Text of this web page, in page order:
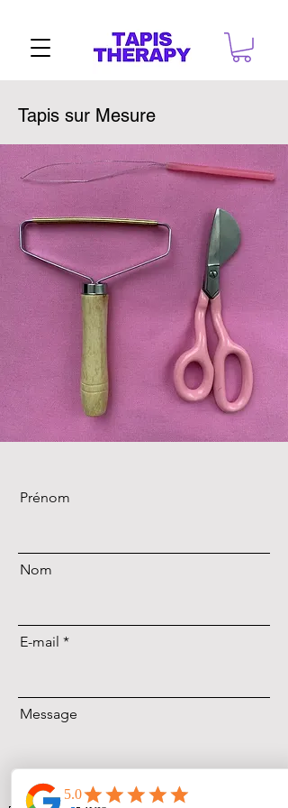
Tapis sur Mesure
Prénom
Nom
E-mail
Message